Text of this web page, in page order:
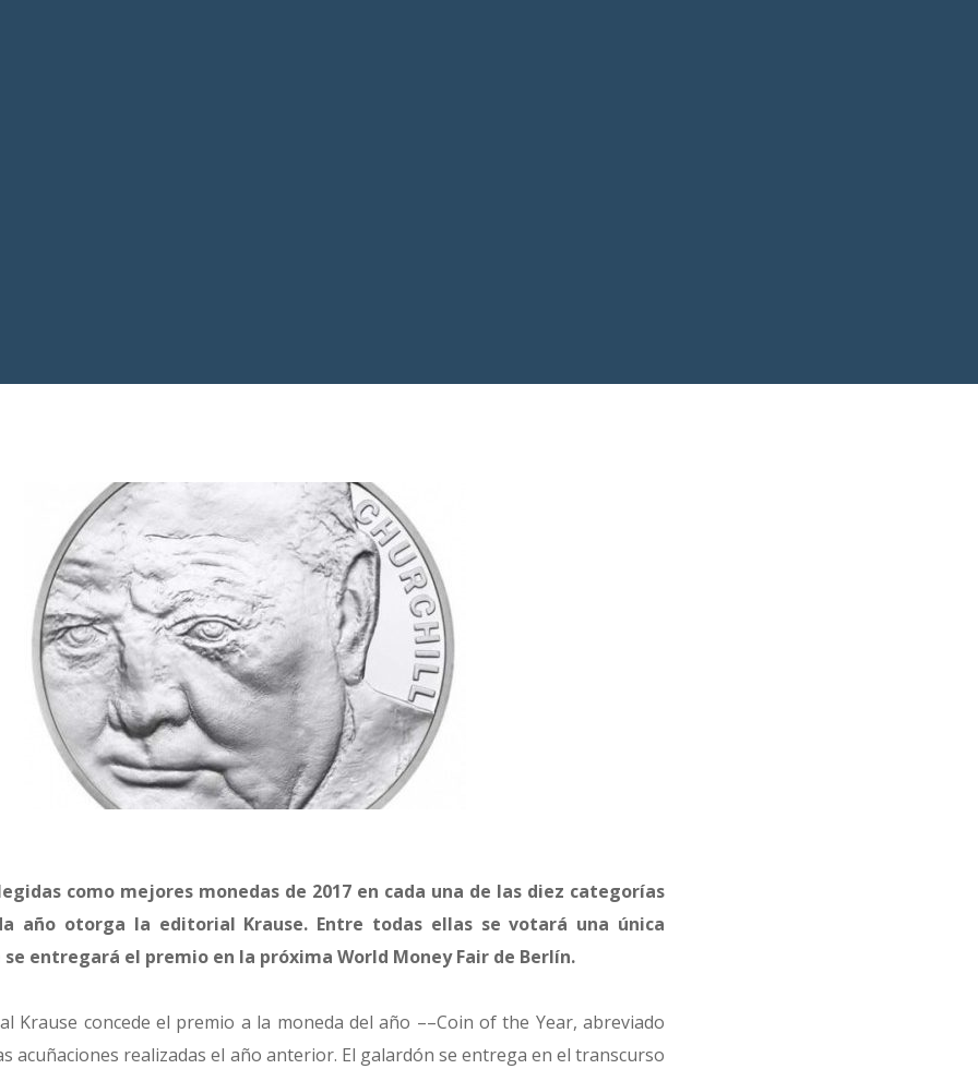
como mejores monedas de 2017 en cada una de las diez categorías
año otorga la editorial Krause. Entre todas ellas se votará una única
entregará el premio en la próxima World Money Fair de Berlín.
Krause concede el premio a la moneda del año ––Coin of the Year, abreviado
acuñaciones realizadas el año anterior. El galardón se entrega en el transcurso